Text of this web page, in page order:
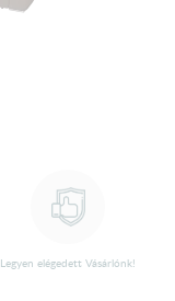
Legyen elégedett Vásárlónk!